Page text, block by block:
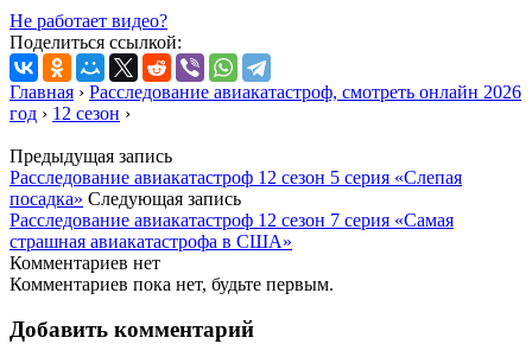
Не работает видео?
Поделиться ссылкой:
Главная › Расследование авиакатастроф, смотреть онлайн 2026
год › 12 сезон ›
Предыдущая запись
Расследование авиакатастроф 12 сезон 5 серия «Слепая
посадка» Следующая запись
Расследование авиакатастроф 12 сезон 7 серия «Самая
страшная авиакатастрофа в США»
Комментариев нет
Комментариев пока нет, будьте первым.
Добавить комментарий